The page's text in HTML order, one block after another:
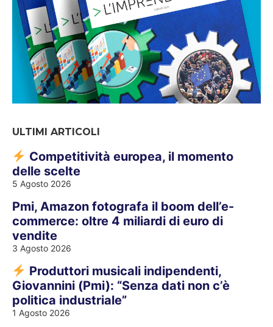
ULTIMI ARTICOLI
Competitività europea, il momento
delle scelte
5 Agosto 2026
Pmi, Amazon fotografa il boom dell’e-
commerce: oltre 4 miliardi di euro di
vendite
3 Agosto 2026
Produttori musicali indipendenti,
Giovannini (Pmi): “Senza dati non c’è
politica industriale”
1 Agosto 2026